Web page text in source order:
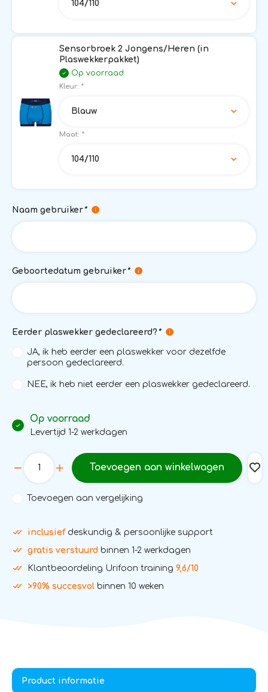
104/110
Sensorbroek 2 Jongens/Heren (in
Plaswekkerpakket)
Op voorraad
Kleur: *
Blauw
Maat: *
104/110
Naam gebruiker *
Geboortedatum gebruiker *
Eerder plaswekker gedeclareerd? *
JA, ik heb eerder een plaswekker voor dezelfde
persoon gedeclareerd.
NEE, ik heb niet eerder een plaswekker gedeclareerd.
Op voorraad
Levertijd 1-2 werkdagen
Toevoegen aan winkelwagen
Toevoegen aan vergelijking
inclusiefdeskundig & persoonlijke support
gratis verstuurd binnen 1-2 werkdagen
Klantbeoordeling Urifoon training 9,6/10
>90% succesvol binnen 10 weken
Product informatie